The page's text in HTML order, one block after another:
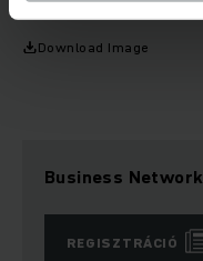
Download Image
Business Network
REGISZTRÁCIÓ